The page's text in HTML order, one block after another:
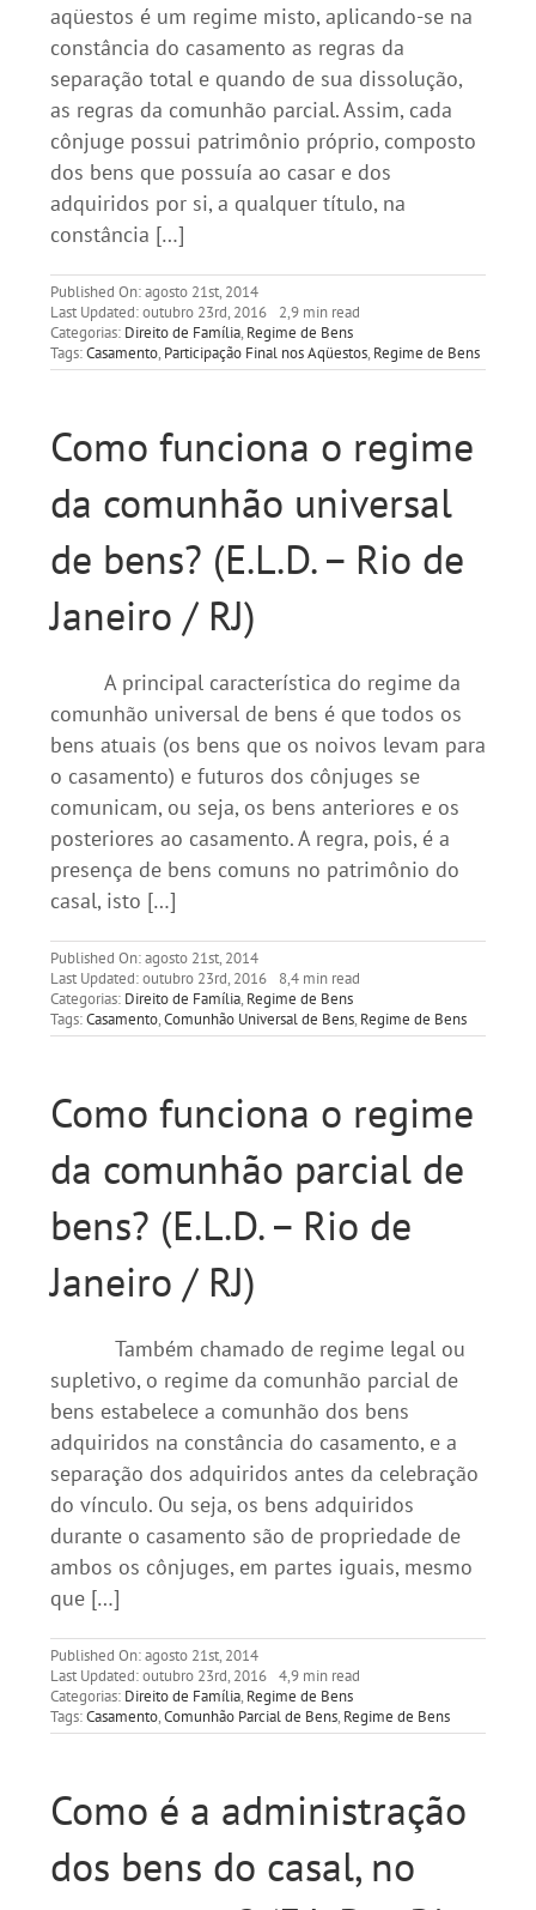
aqüestos é um regime misto, aplicando-se na
constância do casamento as regras da
separação total e quando de sua dissolução,
as regras da comunhão parcial. Assim, cada
cônjuge possui patrimônio próprio, composto
dos bens que possuía ao casar e dos
adquiridos por si, a qualquer título, na
constância […]
Published On: agosto 21st, 2014
Last Updated: outubro 23rd, 2016
2,9 min read
Categorias: Direito de Família, Regime de Bens
Tags:Casamento, Participação Final nos Aqüestos, Regime de Bens
Como funciona o regime
da comunhão universal
de bens? (E.L.D. – Rio de
Janeiro / RJ)
A principal característica do regime da
comunhão universal de bens é que todos os
bens atuais (os bens que os noivos levam para
o casamento) e futuros dos cônjuges se
comunicam, ou seja, os bens anteriores e os
posteriores ao casamento. A regra, pois, é a
presença de bens comuns no patrimônio do
casal, isto […]
Published On: agosto 21st, 2014
Last Updated: outubro 23rd, 2016
8,4 min read
Categorias: Direito de Família, Regime de Bens
Tags:Casamento,Comunhão Universal de Bens, Regime de Bens
Como funciona o regime
da comunhão parcial de
bens? (E.L.D. – Rio de
Janeiro / RJ)
Também chamado de regime legal ou
supletivo, o regime da comunhão parcial de
bens estabelece a comunhão dos bens
adquiridos na constância do casamento, e a
separação dos adquiridos antes da celebração
do vínculo. Ou seja, os bens adquiridos
durante o casamento são de propriedade de
ambos os cônjuges, em partes iguais, mesmo
que […]
Published On: agosto 21st, 2014
Last Updated: outubro 23rd, 2016 4,9 min read
Categorias: Direito de Família, Regime de Bens
Tags:Casamento,Comunhão Parcial de Bens, Regime de Bens
Como é a administração
dos bens do casal, no